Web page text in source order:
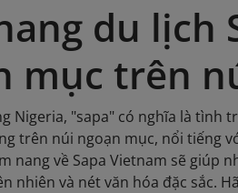
du lịch
mục trên
Nigeria, "sapa" có nghĩa là tình
trên núi ngoạn mục, nổi tiếng
nang về Sapa Vietnam sẽ giúp
nhiên và nét văn hóa đặc sắc.